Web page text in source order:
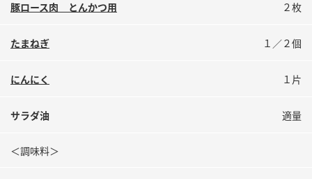
ミツカンのCM
豚ロース肉 とんかつ用 ２枚
たまねぎ １／２個
にんにく １片
サラダ油 適量
＜調味料＞